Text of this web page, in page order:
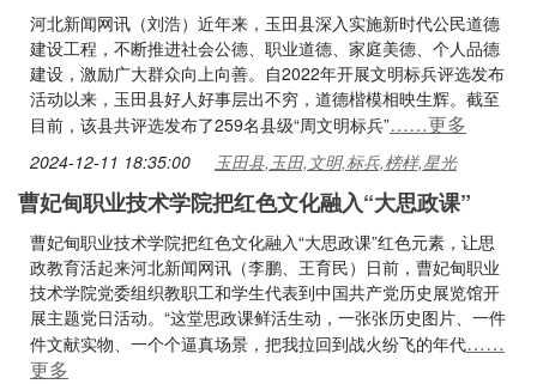
河北新闻网讯（刘浩）近年来，玉田县深入实施新时代公民道德
建设工程，不断推进社会公德、职业道德、家庭美德、个人品德
建设，激励广大群众向上向善。自2022年开展文明标兵评选发布
活动以来，玉田县好人好事层出不穷，道德楷模相映生辉。截至
目前，该县共评选发布了259名县级“周文明标兵”……更多
2024-12-11 18:35:00 玉田县,玉田,文明,标兵,榜样,星光
曹妃甸职业技术学院把红色文化融入“大思政课”
曹妃甸职业技术学院把红色文化融入“大思政课”红色元素，让思
政教育活起来河北新闻网讯（李鹏、王育民）日前，曹妃甸职业
技术学院党委组织教职工和学生代表到中国共产党历史展览馆开
展主题党日活动。“这堂思政课鲜活生动，一张张历史图片、一件
件文献实物、一个个逼真场景，把我拉回到战火纷飞的年代……
更多